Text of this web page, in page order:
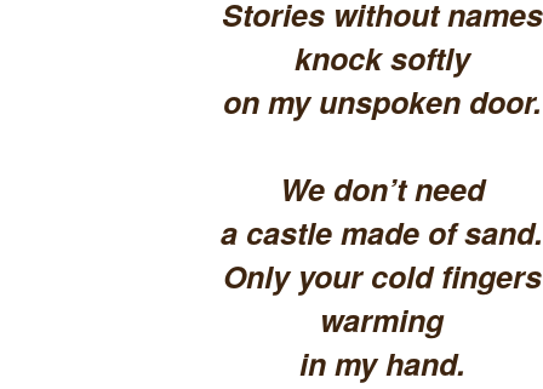
Stories without names
knock softly
on my unspoken door.
We don’t need
a castle made of sand.
Only your cold fingers
warming
in my hand.